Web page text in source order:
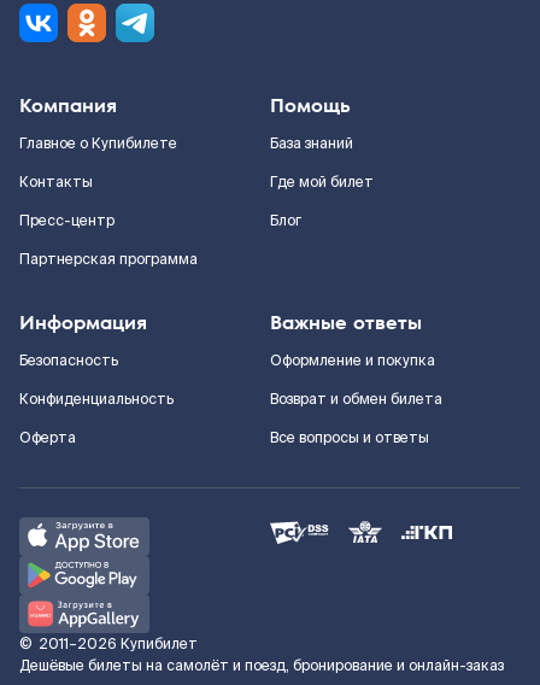
Компания
Главное о Купибилете
Контакты
Пресс-центр
Партнерская программа
Помощь
База знаний
Где мой билет
Блог
Информация
Безопасность
Конфиденциальность
Оферта
Важные ответы
Оформление и покупка
Возврат и обмен билета
Все вопросы и ответы
© 2011–2026 Купибилет
Дешёвые билеты на самолёт и поезд, бронирование и онлайн-заказ